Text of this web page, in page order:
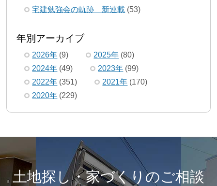
宅建勉強会の軌跡 新連載 (53)
年別アーカイブ
2026年 (9) 2025年 (80)
2024年 (49) 2023年 (99)
2022年 (351) 2021年 (170)
2020年 (229)
土地探し・家づくりのご相談